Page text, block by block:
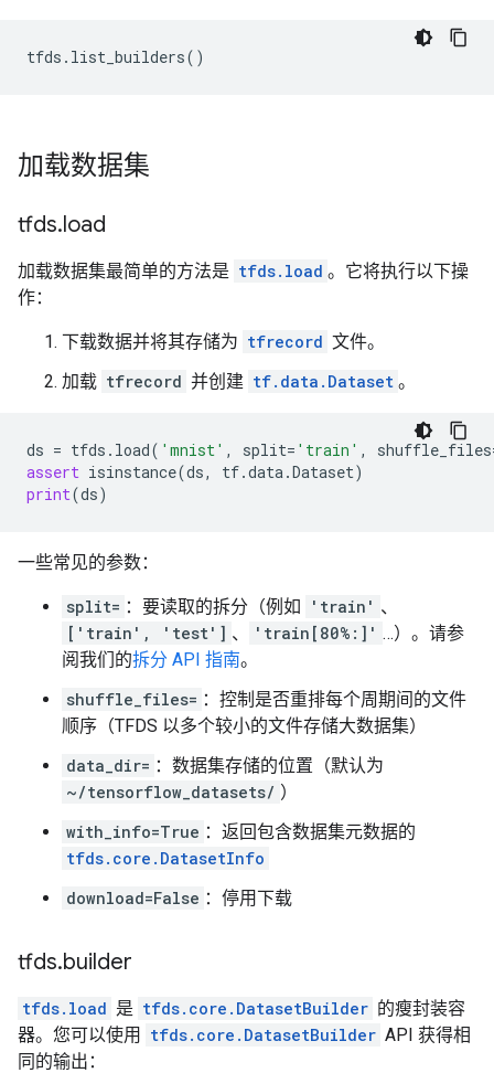
加载数据集
tfds.load
加载数据集最简单的方法是 tfds.load 。它将执行以下操
作：
下载数据并将其存储为 tfrecord 文件。
加载 tfrecord 并创建 tf.data.Dataset 。
ds = tfds . load( 'mnist' , split= 'train' , shuffle_files
assert isinstance(ds, tf.data.Dataset)
print(ds)
一些常见的参数：
split= ：要读取的拆分（例如 'train' 、
['train', 'test'] 、 'train[80%:]' …）。请参
阅我们的拆分 API 指南。
shuffle_files= ：控制是否重排每个周期间的文件
顺序（TFDS 以多个较小的文件存储大数据集）
data_dir= ：数据集存储的位置（默认为
~/tensorflow_datasets/ ）
with_info=True ：返回包含数据集元数据的
tfds.core.DatasetInfo
download=False ：停用下载
tfds.builder
tfds.load 是 tfds.core.DatasetBuilder 的瘦封装容
器。您可以使用
tfds.core.DatasetBuilder API 获得相
同的输出：